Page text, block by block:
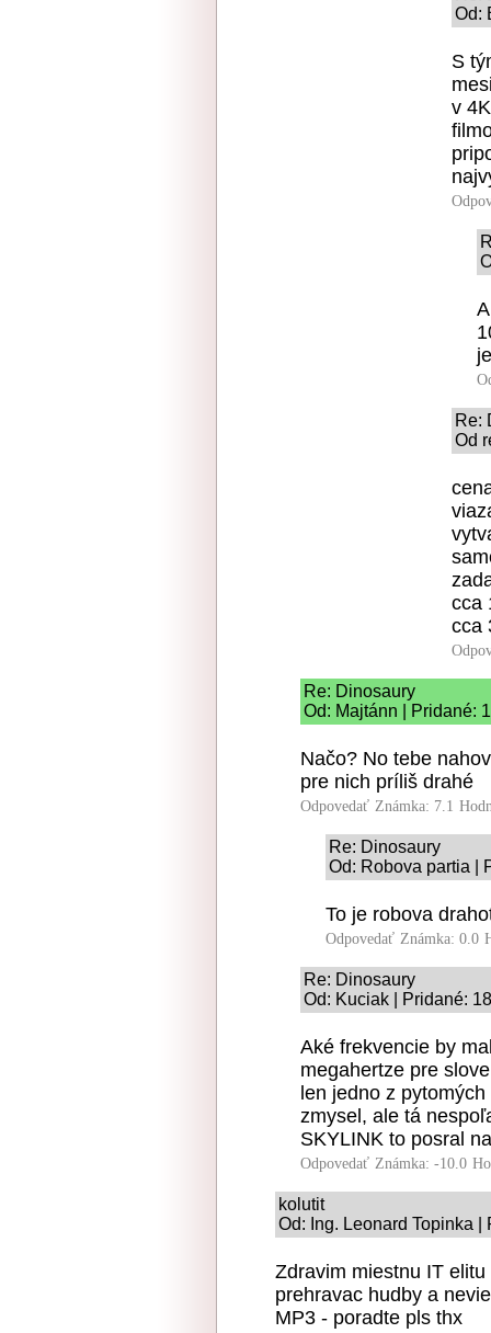
Od:
S
v
Re:
Od
cca
cca
Re: Dinosaury
Od: Majtánn | Pridané:
Načo? No tebe
pre nich príliš drahé
Odpovedať Známka: 7.1
Re: Dinosaury
Od: Robova partia |
To je robova
Odpovedať Známka: 0.0
Re: Dinosaury
Od: Kuciak | Pridané:
Aké frekvencie by
megahertze pre
len jedno z
zmysel, ale tá
SKYLINK to posral
Odpovedať Známka: -10.0
kolutit
Od: Ing. Leonard Topinka
Zdravim miestnu IT
prehravac hudby a
MP3 - poradte pls thx